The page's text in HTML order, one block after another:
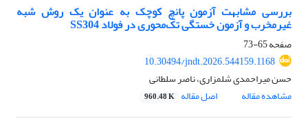
بررسی مشابهت آزمون پانچ کوچک به عنوان یک روش شبه
غیرمخرب و آزمون خستگی تک‌محوری در فولاد SS304
صفحه65-73
10.30494/jndt.2026.544159.1168
حسن میراحمدی شلمزاری، ناصر سلطانی
مشاهده مقاله
اصل مقاله 960.48 K